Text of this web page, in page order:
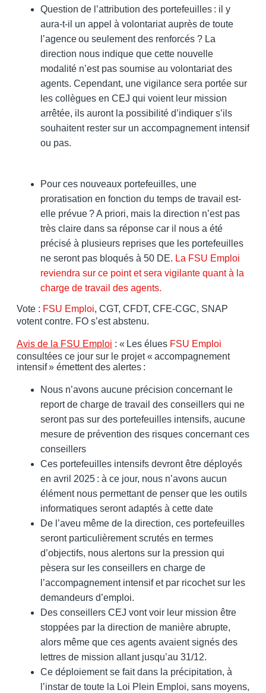
Question de l’attribution des portefeuilles : il y
aura-t-il un appel à volontariat auprès de toute
l’agence ou seulement des renforcés ? La
direction nous indique que cette nouvelle
modalité n’est pas soumise au volontariat des
agents. Cependant, une vigilance sera portée sur
les collègues en CEJ qui voient leur mission
arrêtée, ils auront la possibilité d’indiquer s’ils
souhaitent rester sur un accompagnement intensif
ou pas.
Pour ces nouveaux portefeuilles, une
proratisation en fonction du temps de travail est-
elle prévue ? A priori, mais la direction n’est pas
très claire dans sa réponse car il nous a été
précisé à plusieurs reprises que les portefeuilles
ne seront pas bloqués à 50 DE. La FSU Emploi
reviendra sur ce point et sera vigilante quant à la
charge de travail des agents.
Vote : FSU Emploi, CGT, CFDT, CFE-CGC, SNAP
votent contre. FO s’est abstenu.
Avis de la FSU Emploi : « Les élues FSU Emploi
consultées ce jour sur le projet « accompagnement
intensif » émettent des alertes :
Nous n’avons aucune précision concernant le
report de charge de travail des conseillers qui ne
seront pas sur des portefeuilles intensifs, aucune
mesure de prévention des risques concernant ces
conseillers
Ces portefeuilles intensifs devront être déployés
en avril 2025 : à ce jour, nous n’avons aucun
élément nous permettant de penser que les outils
informatiques seront adaptés à cette date
De l’aveu même de la direction, ces portefeuilles
seront particulièrement scrutés en termes
d’objectifs, nous alertons sur la pression qui
pèsera sur les conseillers en charge de
l’accompagnement intensif et par ricochet sur les
demandeurs d’emploi.
Des conseillers CEJ vont voir leur mission être
stoppées par la direction de manière abrupte,
alors même que ces agents avaient signés des
lettres de mission allant jusqu’au 31/12.
Ce déploiement se fait dans la précipitation, à
l’instar de toute la Loi Plein Emploi, sans moyens,